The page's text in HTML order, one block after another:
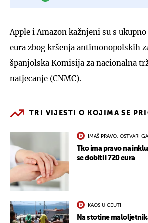
Apple i Amazon kažnjeni su s
eura zbog kršenja antimonopolskih
španjolska Komisija za nacionalna
natjecanje (CNMC).
TRI VIJESTI O KOJIMA SE
IMAŠ PRAVO, OSTVARI
Tko ima pravo na
se dobiti i 720 eura
KAOS U CEUTI
Na stotine